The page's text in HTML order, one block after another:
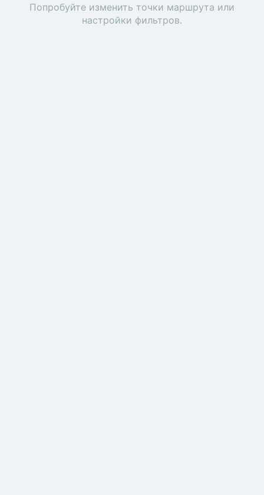
Попробуйте изменить точки маршрута или
настройки фильтров.